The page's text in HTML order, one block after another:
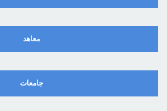
معاهد
جامعات